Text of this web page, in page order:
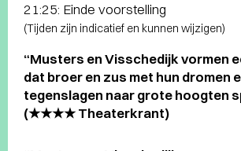
21:25: Einde voorstelling
(Tijden zijn indicatief en kunnen wijzigen)
“Musters en Visschedijk vormen
dat broer en zus met hun dromen
tegenslagen naar grote hoogten
(★★★★ Theaterkrant)